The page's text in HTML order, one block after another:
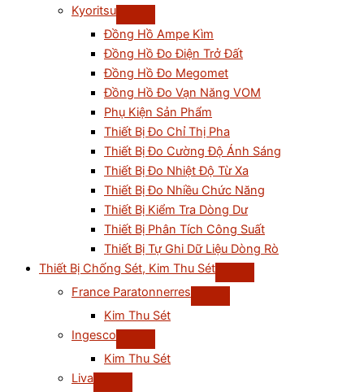
Kyoritsu
Đồng Hồ Ampe Kìm
Đồng Hồ Đo Điện Trở Đất
Đồng Hồ Đo Megomet
Đồng Hồ Đo Vạn Năng VOM
Phụ Kiện Sản Phẩm
Thiết Bị Đo Chỉ Thị Pha
Thiết Bị Đo Cường Độ Ánh Sáng
Thiết Bị Đo Nhiệt Độ Từ Xa
Thiết Bị Đo Nhiều Chức Năng
Thiết Bị Kiểm Tra Dòng Dư
Thiết Bị Phân Tích Công Suất
Thiết Bị Tự Ghi Dữ Liệu Dòng Rò
Thiết Bị Chống Sét, Kim Thu Sét
France Paratonnerres
Kim Thu Sét
Ingesco
Kim Thu Sét
Liva